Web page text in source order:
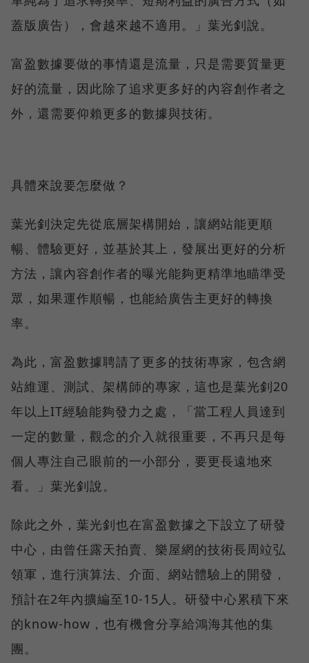
蓋版廣告），會越來越不適用。」葉光釗說。
富盈數據要做的事情還是流量，只是需要質量更
好的流量，因此除了追求更多好的內容創作者之
外，還需要仰賴更多的數據與技術。
具體來說要怎麼做？
葉光釗決定先從底層架構開始，讓網站能更順
暢、體驗更好，並基於其上，發展出更好的分析
方法，讓內容創作者的曝光能夠更精準地瞄準受
眾，如果運作順暢，也能給廣告主更好的轉換
率。
為此，富盈數據聘請了更多的技術專家，包含網
站維運、測試、架構師的專家，這也是葉光釗20
年以上IT經驗能夠發力之處，「當工程人員達到
一定的數量，觀念的介入就很重要，不再只是每
個人專注自己眼前的一小部分，要更長遠地來
看。」葉光釗說。
除此之外，葉光釗也在富盈數據之下設立了研發
中心，由曾任露天拍賣、樂屋網的技術長周竝弘
領軍，進行演算法、介面、網站體驗上的開發，
預計在2年內擴編至10-15人。研發中心累積下來
的know-how，也有機會分享給鴻海其他的集
團。